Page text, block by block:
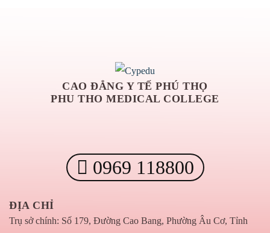
CAO ĐẲNG Y TẾ PHÚ THỌ
PHU THO MEDICAL COLLEGE
0969 118800
ĐỊA CHỈ
Trụ sở chính: Số 179, Đường Cao Bang, Phường Âu Cơ, Tỉnh